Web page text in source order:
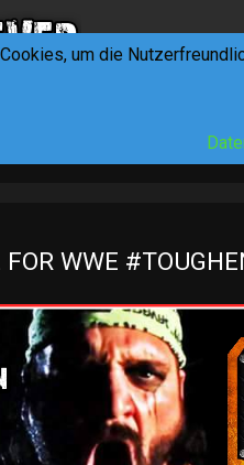
WWE
um die